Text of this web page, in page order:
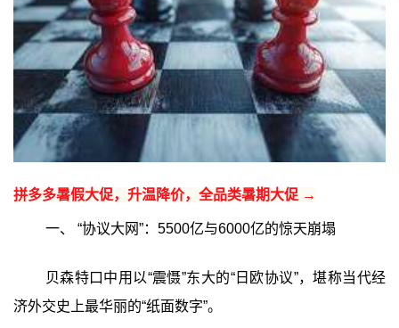
拼多多暑假大促，升温降价，全品类暑期大促 →
一、 “协议大网”：5500亿与6000亿的惊天崩塌
贝森特口中用以“震慑”东大的“日欧协议”，堪称当代经
济外交史上最华丽的“纸面数字”。